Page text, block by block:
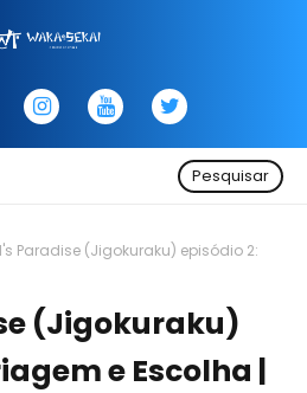
Pesquisar
Paradise (Jigokuraku) episódio 2:
(Jigokuraku)
e Escolha |